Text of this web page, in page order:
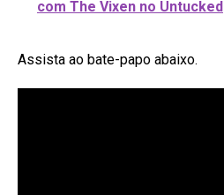
com The Vixen no Untucked
Assista ao bate-papo abaixo.